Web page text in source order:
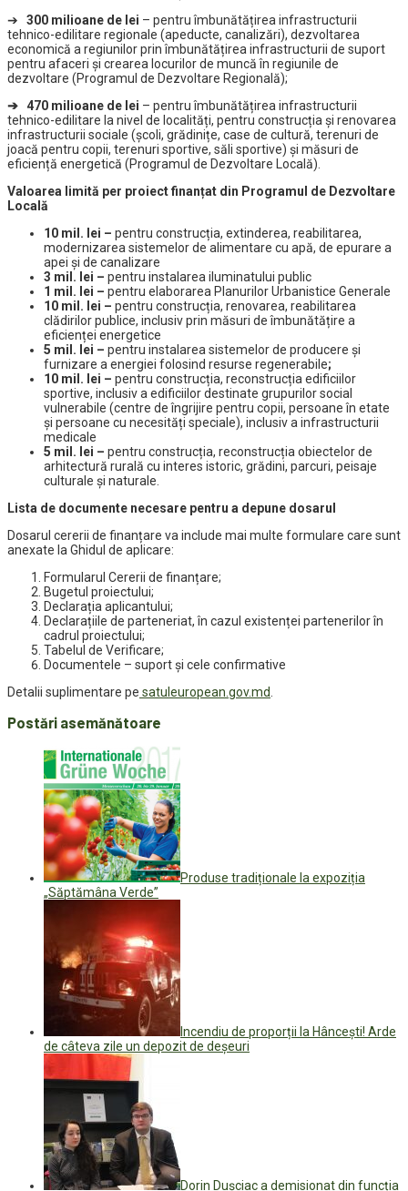
➔ 300 milioane de lei – pentru îmbunătățirea infrastructurii
tehnico-edilitare regionale (apeducte, canalizări), dezvoltarea
economică a regiunilor prin îmbunătățirea infrastructurii de suport
pentru afaceri și crearea locurilor de muncă în regiunile de
dezvoltare (Programul de Dezvoltare Regională);
➔ 470 milioane de lei – pentru îmbunătățirea infrastructurii
tehnico-edilitare la nivel de localități, pentru construcția și renovarea
infrastructurii sociale (școli, grădinițe, case de cultură, terenuri de
joacă pentru copii, terenuri sportive, săli sportive) și măsuri de
eficiență energetică (Programul de Dezvoltare Locală).
Valoarea limită per proiect finanțat din Programul de Dezvoltare
Locală
10 mil. lei – pentru construcția, extinderea, reabilitarea,
modernizarea sistemelor de alimentare cu apă, de epurare a
apei și de canalizare
3 mil. lei – pentru instalarea iluminatului public
1 mil. lei – pentru elaborarea Planurilor Urbanistice Generale
10 mil. lei – pentru construcția, renovarea, reabilitarea
clădirilor publice, inclusiv prin măsuri de îmbunătățire a
eficienței energetice
5 mil. lei – pentru instalarea sistemelor de producere și
furnizare a energiei folosind resurse regenerabile;
10 mil. lei – pentru construcția, reconstrucția edificiilor
sportive, inclusiv a edificiilor destinate grupurilor social
vulnerabile (centre de îngrijire pentru copii, persoane în etate
și persoane cu necesități speciale), inclusiv a infrastructurii
medicale
5 mil. lei – pentru construcția, reconstrucția obiectelor de
arhitectură rurală cu interes istoric, grădini, parcuri, peisaje
culturale și naturale.
Lista de documente necesare pentru a depune dosarul
Dosarul cererii de finanțare va include mai multe formulare care sunt
anexate la Ghidul de aplicare:
Formularul Cererii de finanțare;
Bugetul proiectului;
Declarația aplicantului;
Declarațiile de parteneriat, în cazul existenței partenerilor în
cadrul proiectului;
Tabelul de Verificare;
Documentele – suport și cele confirmative
Detalii suplimentare pe satuleuropean.gov.md
Postări asemănătoare
Produse tradiționale la expoziția
„Săptămâna Verde”
Incendiu de proporții la Hâncești! Arde
de câteva zile un depozit de deșeuri
Dorin Dușciac a demisionat din funcția